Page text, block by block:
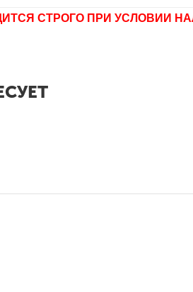
СТРОГО ПРИ УСЛОВИИ